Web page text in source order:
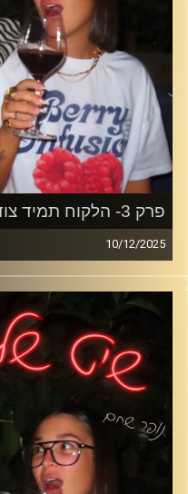
פרק 3- הלקוח תמיד צודק?
10/12/2025
הפעם אנחנו צוללות
משמרות מפוצצות,
רגעים הזויים, דייטים
פרק על הצד שאף לקוח לא
משמרת.
קרדיט תמונות: נופר שחם